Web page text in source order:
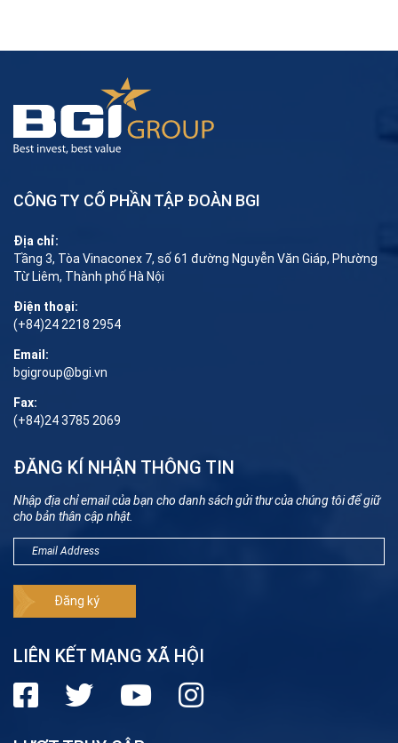
CÔNG TY CỔ PHẦN TẬP ĐOÀN BGI
Địa chỉ:
Tầng 3, Tòa Vinaconex 7, số 61 đường Nguyễn Văn Giáp, Phường
Từ Liêm, Thành phố Hà Nội
Điện thoại:
(+84)24 2218 2954
Email:
bgigroup@bgi.vn
Fax:
(+84)24 3785 2069
ĐĂNG KÍ NHẬN THÔNG TIN
Nhập địa chỉ email của bạn cho danh sách gửi thư của chúng tôi để giữ
cho bản thân cập nhật.
LIÊN KẾT MẠNG XÃ HỘI